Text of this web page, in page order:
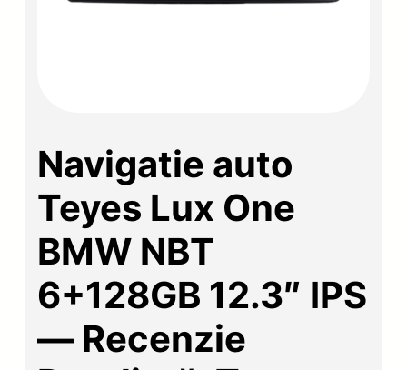
Navigatie auto
Teyes Lux One
BMW NBT
6+128GB 12.3″ IPS
— Recenzie